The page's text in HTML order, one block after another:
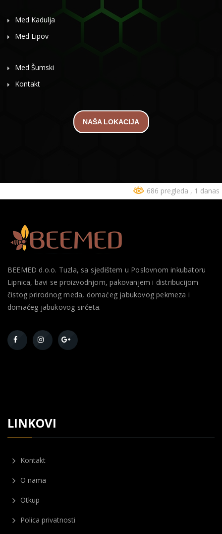
Med Kadulja
Med Lipov
Med Šumski
Kontakt
NAŠA LOKACIJA
686 pregleda , 1 danas
BEEMED d.o.o. Tuzla, sa sjedištem u Poslovnom inkubatoru
Lipnica, bavi se proizvodnjom, pakovanjem i distribucijom
čistog prirodnog meda, domaćeg jabukovog pekmeza i
domaćeg jabukovog sirćeta.
LINKOVI
Kontakt
O nama
Otkup
Polica privatnosti